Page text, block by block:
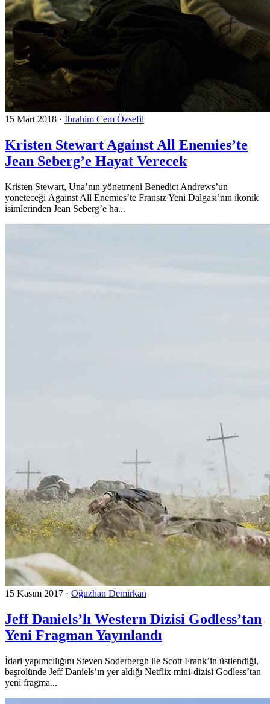
15 Mart 2018 · İbrahim Cem Özsefil
Kristen Stewart Against All Enemies’te
Jean Seberg’e Hayat Verecek
Kristen Stewart, Una’nın yönetmeni Benedict Andrews’un
yöneteceği Against All Enemies’te Fransız Yeni Dalgası’nın ikonik
isimlerinden Jean Seberg’e ha...
15 Kasım 2017 · Oğuzhan Demirkan
Jeff Daniels’lı Western Dizisi Godless’tan
Yeni Fragman Yayınlandı
İdari yapımcılığını Steven Soderbergh ile Scott Frank’in üstlendiği,
başrolünde Jeff Daniels’ın yer aldığı Netflix mini-dizisi Godless’tan
yeni fragma...